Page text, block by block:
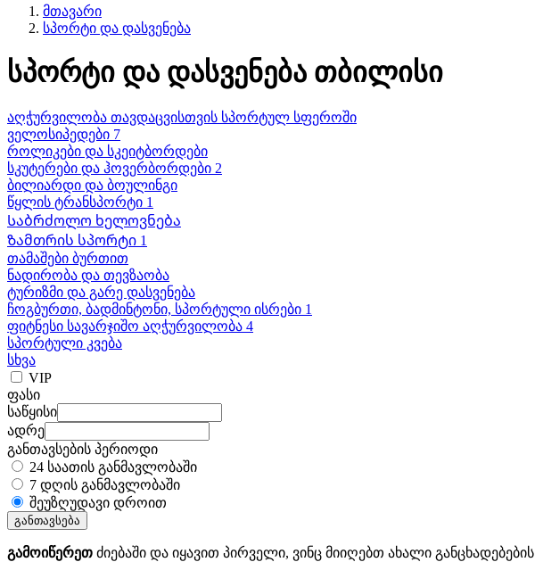
მთავარი
სპორტი და დასვენება
სპორტი და დასვენება თბილისი
აღჭურვილობა თავდაცვისთვის სპორტულ სფეროში
ველოსიპედები 7
როლიკები და სკეიტბორდები
სკუტერები და ჰოვერბორდები 2
ბილიარდი და ბოულინგი
წყლის ტრანსპორტი 1
Საბრძოლო ხელოვნება
Ზამთრის სპორტი 1
თამაშები ბურთით
ნადირობა და თევზაობა
ტურიზმი და გარე დასვენება
ჩოგბურთი, ბადმინტონი, სპორტული ისრები 1
ფიტნესი სავარჯიშო აღჭურვილობა 4
სპორტული კვება
სხვა
VIP
ფასი
საწყისი
ადრე
განთავსების პერიოდი
24 საათის განმავლობაში
7 დღის განმავლობაში
შეუზღუდავი დროით
განთავსება
გამოიწერეთ ძიებაში და იყავით პირველი, ვინც მიიღებთ ახალი